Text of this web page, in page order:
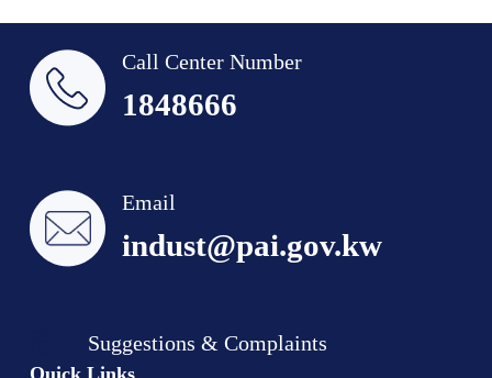
Call Center Number
1848666
Email
indust@pai.gov.kw
Suggestions & Complaints
Quick Links